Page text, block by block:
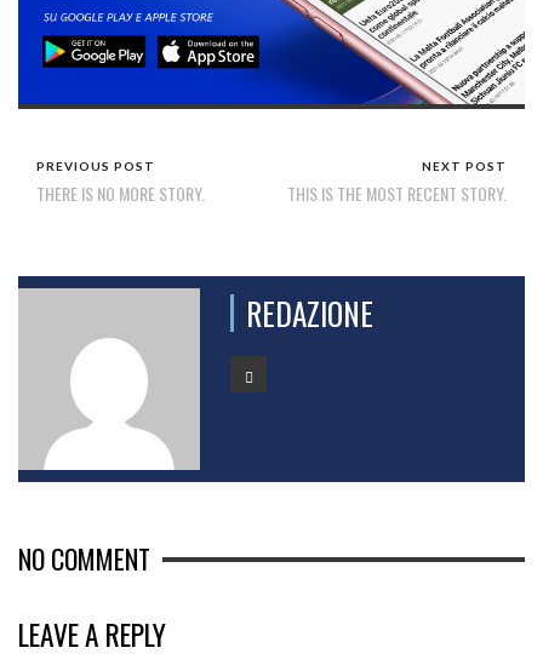
PREVIOUS POST
THERE IS NO MORE STORY.
NEXT POST
THIS IS THE MOST RECENT STORY.
REDAZIONE
NO COMMENT
LEAVE A REPLY